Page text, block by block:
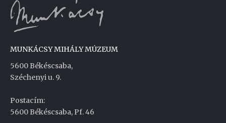
MUNKÁCSY MIHÁLY MÚZEUM
5600 Békéscsaba,
Széchenyi u. 9.
Postacím:
5600 Békéscsaba, Pf. 46